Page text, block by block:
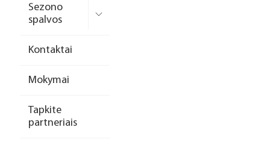
Sezono
spalvos
Kontaktai
Mokymai
Tapkite
partneriais